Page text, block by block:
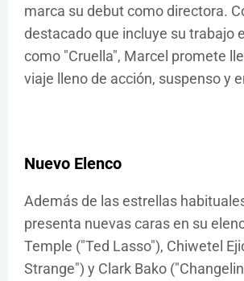
marca su debut como directora.
destacado que incluye su trabajo
como "Cruella", Marcel promete
viaje lleno de acción, suspenso y
Nuevo Elenco
Además de las estrellas
presenta nuevas caras en su
Temple ("Ted Lasso"), Chiwetel
Strange") y Clark Bako